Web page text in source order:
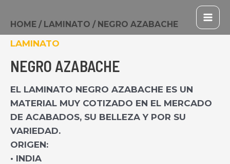
AL
CONTENIDO
HOME / LAMINATO / NEGRO AZABACHE
LAMINATO
NEGRO AZABACHE
EL LAMINATO NEGRO AZABACHE ES UN
MATERIAL MUY COTIZADO EN EL MERCADO
DE ACABADOS, SU BELLEZA Y POR SU
VARIEDAD.
ORIGEN:
• INDIA